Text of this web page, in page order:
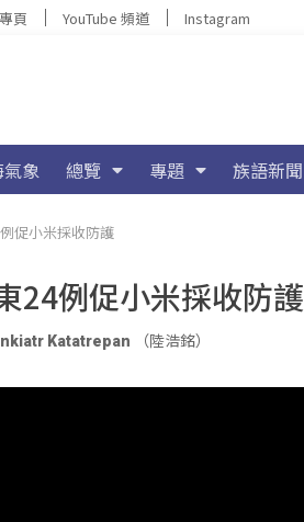
頁 YouTube 頻道 Instagram
象 總覽 專題 族語新聞
促小米採收防護
24例促小米採收防護
Katatrepan （陸浩銘）